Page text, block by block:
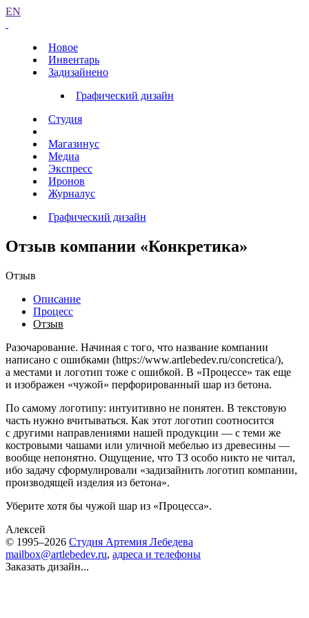
EN
Новое
Инвентарь
Задизайнено
Графический дизайн
Студия
Магазинус
Медиа
Экспресс
Иронов
Журналус
Графический дизайн
Отзыв компании «Конкретика»
Отзыв
Описание
Процесс
Отзыв
Разочарование. Начиная с того, что название компании
написано с ошибками (https://www.artlebedev.ru/concretica/),
а местами и логотип тоже с ошибкой. В «Процессе» так еще
и изображен «чужой» перфорированный шар из бетона.
По самому логотипу: интуитивно не понятен. В текстовую
часть нужно вчитываться. Как этот логотип соотносится
с другими направлениями нашей продукции — с теми же
костровыми чашами или уличной мебелью из древесины —
вообще непонятно. Ощущение, что ТЗ особо никто не читал,
ибо задачу сформулировали «задизайнить логотип компании,
производящей изделия из бетона».
Уберите хотя бы чужой шар из «Процесса».
Алексей
© 1995–2026 Студия Артемия Лебедева
mailbox@artlebedev.ru, адреса и телефоны
Заказать дизайн...